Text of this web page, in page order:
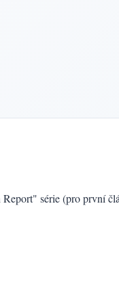
série (pro první